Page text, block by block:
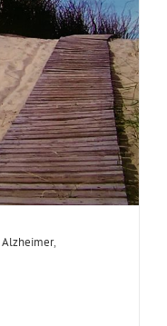
Alzheimer,